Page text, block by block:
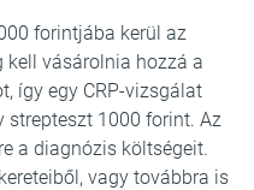
forintjába kerül az
kell vásárolnia hozzá a
így egy CRP-vizsgálat
strepteszt 1000 forint. Az
a diagnózis költségeit.
vagy továbbra is